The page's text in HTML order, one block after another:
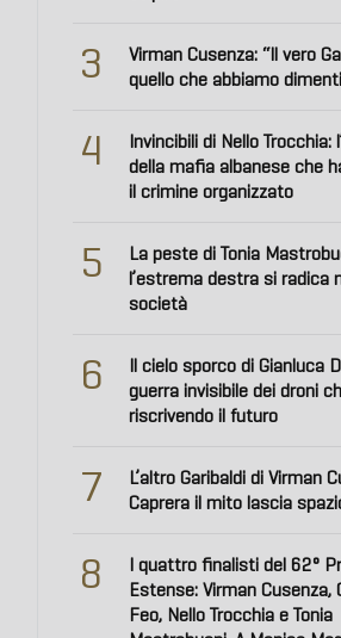
3
Virman Cusenza: “Il vero
quello che abbiamo
4
Invincibili di Nello Trocchia:
della mafia albanese che
il crimine organizzato
5
La peste di Tonia
l’estrema destra si radica
società
6
Il cielo sporco di Gianluca
guerra invisibile dei droni
riscrivendo il futuro
7
L’altro Garibaldi di Virman
Caprera il mito lascia
8
I quattro finalisti del 62°
Estense: Virman Cusenza,
Feo, Nello Trocchia e Tonia